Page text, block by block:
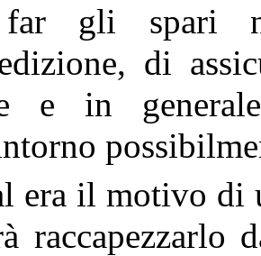
gli spari
di
e in
era il motivo di
raccapezzarlo